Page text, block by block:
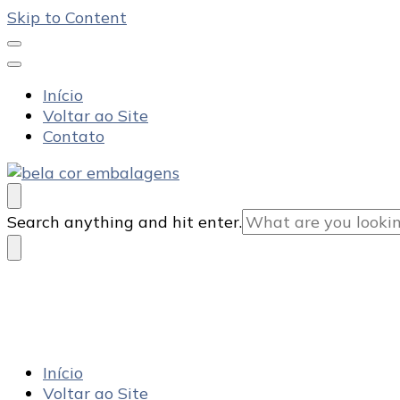
Skip to Content
Início
Voltar ao Site
Contato
Bela Cor Embalagens
Blog
Looking
for
Something?
Search anything and hit enter.
Bela Cor Embalagens
Início
Voltar ao Site